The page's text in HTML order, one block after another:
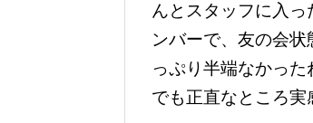
んとスタッフに入
ンバーで、友の会
っぷり半端なかった
でも正直なところ実